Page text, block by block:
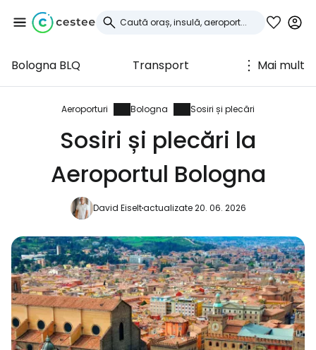
Bologna BLQ Transport Mai mult
Aeroporturi Bologna Sosiri și plecări
Sosiri și plecări la
Aeroportul Bologna
David Eiseltactualizate 20. 06. 2026
Conectați-vă la
Cestee
... comunitatea mondială a călătorilor
Continuați cu Google
Continuați cu Facebook
Continuați cu e-mailul